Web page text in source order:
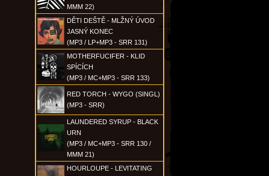
MMM 22)
DĚTI DEŠTĚ - MLŽNÝ ÚVOD
JASNÝ KONEC
(MP3 / LP+MP3 - SRR 131)
MOTHERFUCIFER - KLID
SPÍCÍCH
(MP3 / MC+MP3 - SRR 133)
RED TORCH - WYGO (SINGL)
(MP3 - SRR)
LAUNDERED SYRUP - BLACK
URN
(MP3 / MC+MP3 - SRR 130 /
MMM 21)
HOURLOUPE - LEVITATING